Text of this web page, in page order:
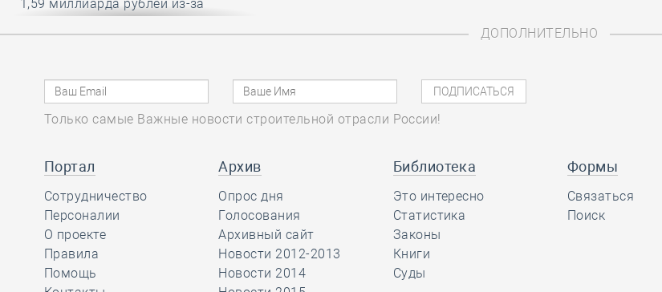
1,59 миллиарда рублей из-за
29.12, 12:25 0 1437
В строительный полдень. Работу
российских мэров предложили
городской среды
29.12, 11:26 0
Какие вопросы обсудили на своём
первом заседании члены комитета
НОСТРОЙ по цифровой
ДОПОЛНИТЕЛЬНО
Только самые Важные новости строительной отрасли России!
Портал
Сотрудничество
Персоналии
О проекте
Правила
Помощь
Архив
Опрос дня
Голосования
Архивный сайт
Новости 2012-2013
Новости 2014
Библиотека
Это интересно
Статистика
Законы
Книги
Суды
Формы
Связаться
Поиск